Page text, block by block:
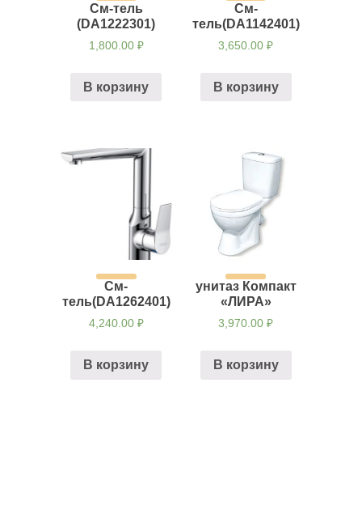
См-тель
(DA1222301)
1,800.00 ₽
В корзину
См-
тель(DA1142401)
3,650.00₽
В корзину
См-
тель(DA1262401)
4,240.00 ₽
В корзину
унитаз Компакт
«ЛИРА»
3,970.00₽
В корзину